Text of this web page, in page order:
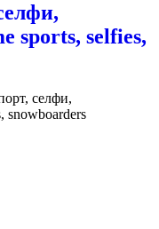
sports, selfies,
селфи,
snowboarders